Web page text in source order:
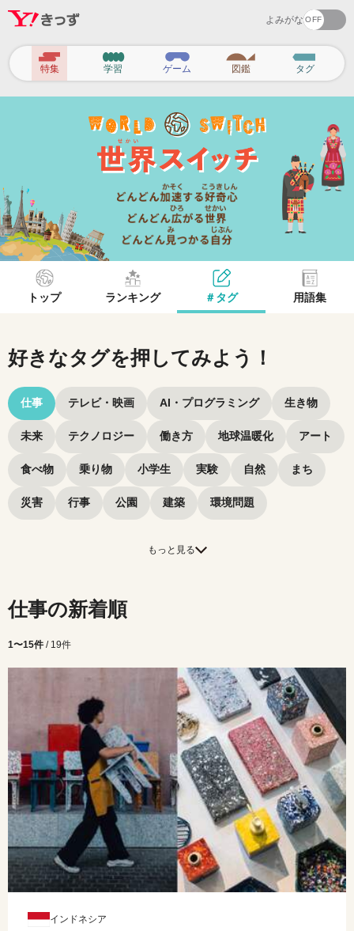
よみがな
ヘ
ッ
ビ
ゲ
ー
シ
特集 学習 ゲーム 図鑑 タグ
トップ ランキング ＃タグ 用語集
タグから探してみよう
好きなタグを押してみよう！
仕事 テレビ・映画 AI・プログラミング 生き物
未来 テクノロジー 働き方 地球温暖化 アート
食べ物 乗り物 小学生 実験 自然 まち
災害 行事 公園 建築 環境問題
もっと見る
仕事の新着順
1〜15件 / 19件
インドネシア